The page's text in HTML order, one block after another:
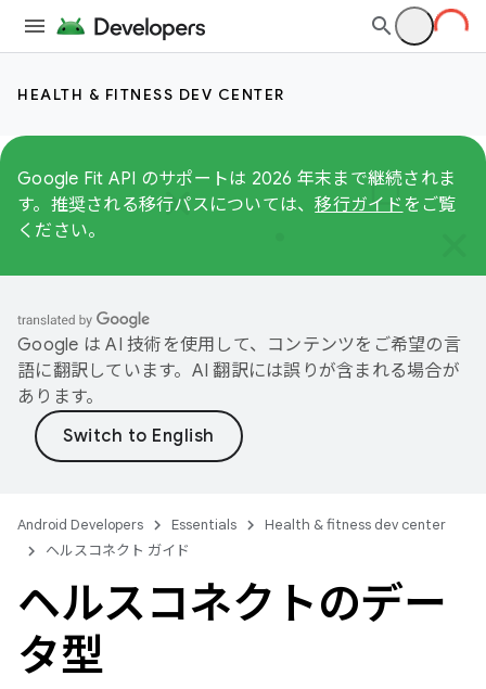
HEALTH & FITNESS DEV CENTER
Google Fit API のサポートは 2026 年末まで継続されま
す。推奨される移行パスについては、移行ガイド をご覧
ください。
Google は AI 技術を使用して、コンテンツをご希望の言
語に翻訳しています。AI 翻訳には誤りが含まれる場合が
あります。
Android Developers Essentials
Health & fitness dev center
ヘルスコネクト ガイド
ヘルスコネクトのデー
タ型